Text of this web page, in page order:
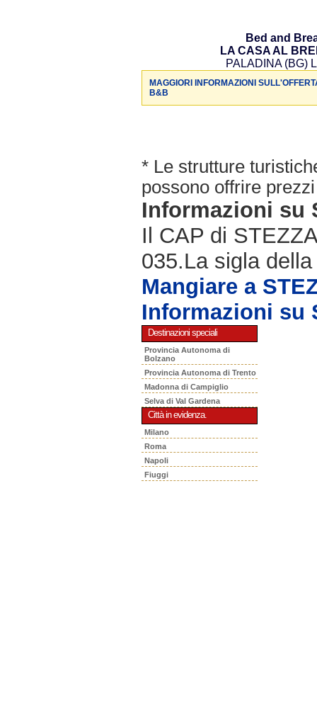
Bed and
LA CASA AL
PALADINA (BG)
MAGGIORI INFORMAZIONI
B&B
* Le strutture
possono offrire
Informazioni su
Il CAP di
035.La sigla
Mangiare a
Informazioni su
Destinazioni speciali
Provincia Autonoma di
Bolzano
Provincia Autonoma di Trento
Madonna di Campiglio
Selva di Val Gardena
Città in evidenza.
Milano
Roma
Napoli
Fiuggi